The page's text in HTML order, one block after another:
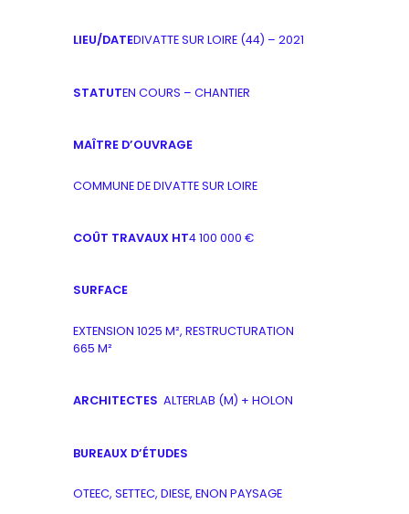
LIEU/DATEDIVATTE SUR LOIRE (44) – 2021
STATUTEN COURS – CHANTIER
MAÎTRE D’OUVRAGE
COMMUNE DE DIVATTE SUR LOIRE
COÛT TRAVAUX HT4 100 000 €
SURFACE
EXTENSION 1025 M², RESTRUCTURATION
665 M²
ARCHITECTES ALTERLAB (M) + HOLON
BUREAUX D’ÉTUDES
OTEEC, SETTEC, DIESE, ENON PAYSAGE